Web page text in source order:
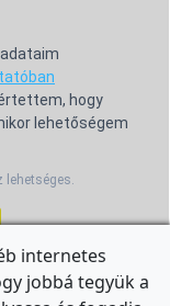
hogy
lehetőségem
lehetséges.
internetes
jobbá tegyük a